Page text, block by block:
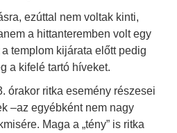
ezúttal nem voltak kinti,
a hittanteremben volt egy
templom kijárata előtt pedig
a kifelé tartó híveket.
órakor ritka esemény részesei
–az egyébként nem nagy
Maga a „tény” is ritka